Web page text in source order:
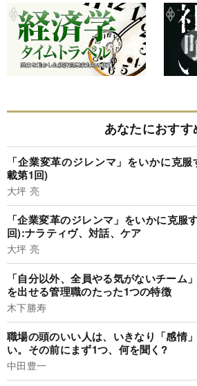
あなたにおすす
「企業変革のジレンマ」をいかに克
載第1回)
大坪 亮
「企業変革のジレンマ」をいかに克服
回):ナラティヴ、対話、ケア
大坪 亮
「自分以外、全員やる気がないチーム
を出せる管理職のたった1つの特徴
木下勝寿
職場の頭のいい人は、いきなり「感情
い。その前にまず1つ、何を聞く?
中田豊一